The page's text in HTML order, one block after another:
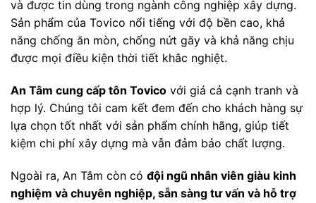
và được tin dùng trong ngành công nghiệp xây dựng.
Sản phẩm của Tovico nổi tiếng với độ bền cao, khả
năng chống ăn mòn, chống nứt gãy và khả năng chịu
được mọi điều kiện thời tiết khắc nghiệt.
An Tâm cung cấp tôn Tovico với giá cả cạnh tranh và
hợp lý. Chúng tôi cam kết đem đến cho khách hàng sự
lựa chọn tốt nhất với sản phẩm chính hãng, giúp tiết
kiệm chi phí xây dựng mà vẫn đảm bảo chất lượng.
Ngoài ra, An Tâm còn có đội ngũ nhân viên giàu kinh
nghiệm và chuyên nghiệp, sẵn sàng tư vấn và hỗ trợ